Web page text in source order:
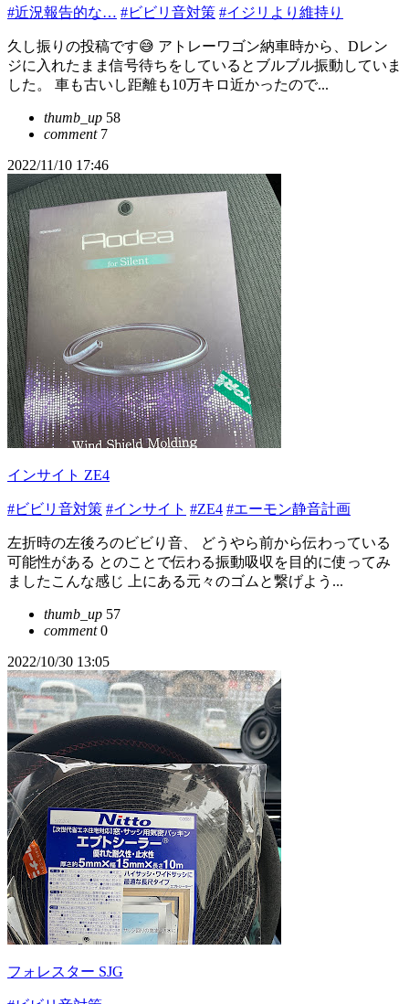
#近況報告的な… #ビビリ音対策 #イジリより維持り
久し振りの投稿です😅 アトレーワゴン納車時から、Dレン
ジに入れたまま信号待ちをしているとブルブル振動していま
した。 車も古いし距離も10万キロ近かったので...
thumb_up 58
comment7
2022/11/10 17:46
インサイト ZE4
#ビビリ音対策 #インサイト #ZE4 #エーモン静音計画
左折時の左後ろのビビり音、 どうやら前から伝わっている
可能性がある とのことで伝わる振動吸収を目的に使ってみ
ましたこんな感じ 上にある元々のゴムと繋げよう...
thumb_up 57
comment0
2022/10/30 13:05
フォレスター SJG